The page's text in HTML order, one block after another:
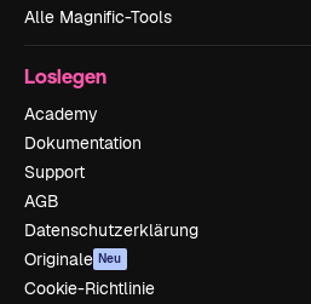
Alle Magnific-Tools
Loslegen
Academy
Dokumentation
Support
AGB
Datenschutzerklärung
Originale Neu
Cookie-Richtlinie